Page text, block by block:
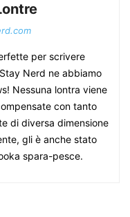
per scrivere
Nerd ne abbiamo
Nessuna lontra viene
con tanto
di diversa dimensione
gli è anche stato
spara-pesce.